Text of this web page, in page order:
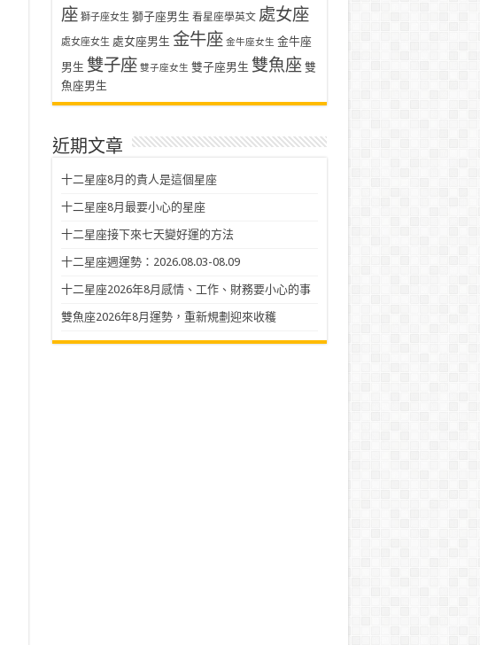
座 獅子座女生 獅子座男生 看星座學英文 處女座
處女座女生 處女座男生 金牛座 金牛座女生 金牛座
男生 雙子座 雙子座女生 雙子座男生 雙魚座 雙
魚座男生
近期文章
十二星座8月的貴人是這個星座
十二星座8月最要小心的星座
十二星座接下來七天變好運的方法
十二星座週運勢：2026.08.03-08.09
十二星座2026年8月感情、工作、財務要小心的事
雙魚座2026年8月運勢，重新規劃迎來收穫